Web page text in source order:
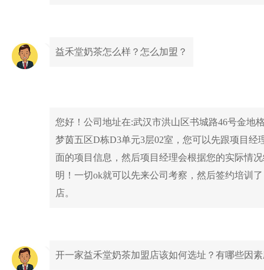
益禾堂奶茶怎么样？怎么加盟？
您好！公司地址在:武汉市洪山区书城路46号金地
梦茵五区D栋D3单元3层02室，您可以先跟项目经
面的项目信息，然后项目经理会根据您的实际情
明！一切ok就可以先来公司考察，然后签约培训
店。
开一家益禾堂奶茶加盟店该如何选址？有哪些因